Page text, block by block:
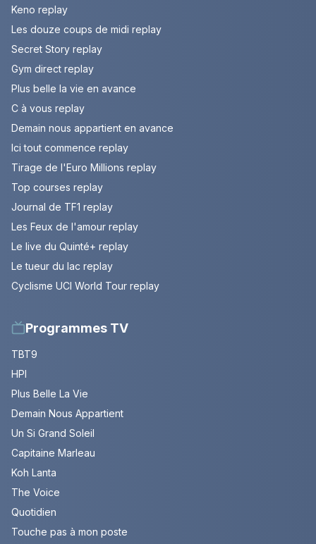
Keno replay
Les douze coups de midi replay
Secret Story replay
Gym direct replay
Plus belle la vie en avance
C à vous replay
Demain nous appartient en avance
Ici tout commence replay
Tirage de l'Euro Millions replay
Top courses replay
Journal de TF1 replay
Les Feux de l'amour replay
Le live du Quinté+ replay
Le tueur du lac replay
Cyclisme UCI World Tour replay
Programmes TV
TBT9
HPI
Plus Belle La Vie
Demain Nous Appartient
Un Si Grand Soleil
Capitaine Marleau
Koh Lanta
The Voice
Quotidien
Touche pas à mon poste